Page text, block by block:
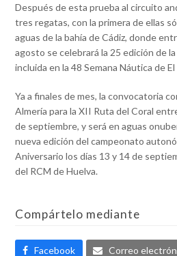
Después de esta prueba al circuito
tres regatas, con la primera de ellas
aguas de la bahía de Cádiz, donde
agosto se celebrará la 25 edición de
incluida en la 48 Semana Náutica de
Ya a finales de mes, la convocatoria
Almería para la XII Ruta del Coral
de septiembre, y será en aguas
nueva edición del campeonato
Aniversario los días 13 y 14 de
del RCM de Huelva.
Compártelo mediante
Facebook Correo